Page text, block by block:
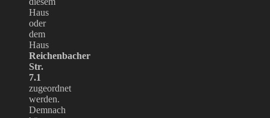
Haus
oder
dem
Haus
Reichenbacher
Str.
7.1
zugeordnet
werden.
Demnach